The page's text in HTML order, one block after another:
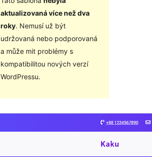
aktualizovaná více než dva
roky. Nemusí už být
udržovaná nebo podporovaná
a může mit problémy s
kompatibilitou nových verzí
WordPressu.